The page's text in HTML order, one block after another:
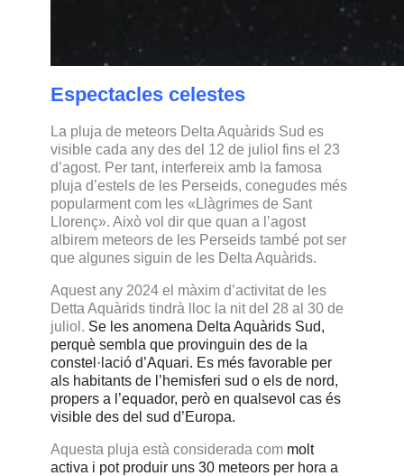
Espectacles celestes
La pluja de meteors Delta Aquàrids Sud es
visible cada any des del 12 de juliol fins el 23
d’agost. Per tant, interfereix amb la famosa
pluja d’estels de les Perseids, conegudes més
popularment com les «Llàgrimes de Sant
Llorenç». Això vol dir que quan a l’agost
albirem meteors de les Perseids també pot ser
que algunes siguin de les Delta Aquàrids.
Aquest any 2024 el màxim d’activitat de les
Detta Aquàrids tindrà lloc la nit del 28 al 30 de
juliol. Se les anomena Delta Aquàrids Sud,
perquè sembla que provinguin des de la
constel·lació d’Aquari. Es més favorable per
als habitants de l’hemisferi sud o els de nord,
propers a l’equador, però en qualsevol cas és
visible des del sud d’Europa.
Aquesta pluja està considerada com molt
activa i pot produir uns 30 meteors per hora a